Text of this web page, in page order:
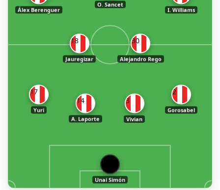
1
Unai Simón
17
Yuri
14
A. Laporte
3
Vivian
2
Gorosabel
18
Jauregizar
30
Alejandro Rego
Álex Berenguer
O. Sancet
I. Williams